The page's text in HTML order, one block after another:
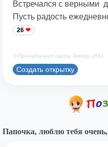
Встречался с верными
Пусть радость
26
© Принадлежит сайту. Автор: z55z
Создать открытку
Папочка, люблю тебя